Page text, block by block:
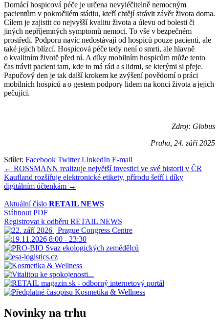
Domácí hospicová péče je určena nevyléčitelně nemocným
pacientům v pokročilém stádiu, kteří chtějí strávit závěr života doma.
Cílem je zajistit co nejvyšší kvalitu života a úlevu od bolesti či
jiných nepříjemných symptomů nemoci. To vše v bezpečném
prostředí. Podporu navíc nedostávají od hospiců pouze pacienti, ale
také jejich blízcí. Hospicová péče tedy není o smrti, ale hlavně
o kvalitním životě před ní. A díky mobilním hospicům může tento
čas trávit pacient tam, kde to má rád a s lidmi, se kterými si přeje.
Papučový den je tak další krokem ke zvýšení povědomí o práci
mobilních hospiců a o gestem podpory lidem na konci života a jejich
pečující.
Zdroj: Globus
Praha, 24. září 2025
Sdílet: Facebook Twitter LinkedIn E-mail
Navigace
pro
← ROSSMANN realizuje největší investici ve své historii v ČR
Kaufland rozšiřuje elektronické etikety, přírodu šetří i díky
digitálním účtenkám →
Aktuální číslo RETAIL NEWS
Stáhnout PDF
Registrovat k odběru RETAIL NEWS
Novinky na trhu